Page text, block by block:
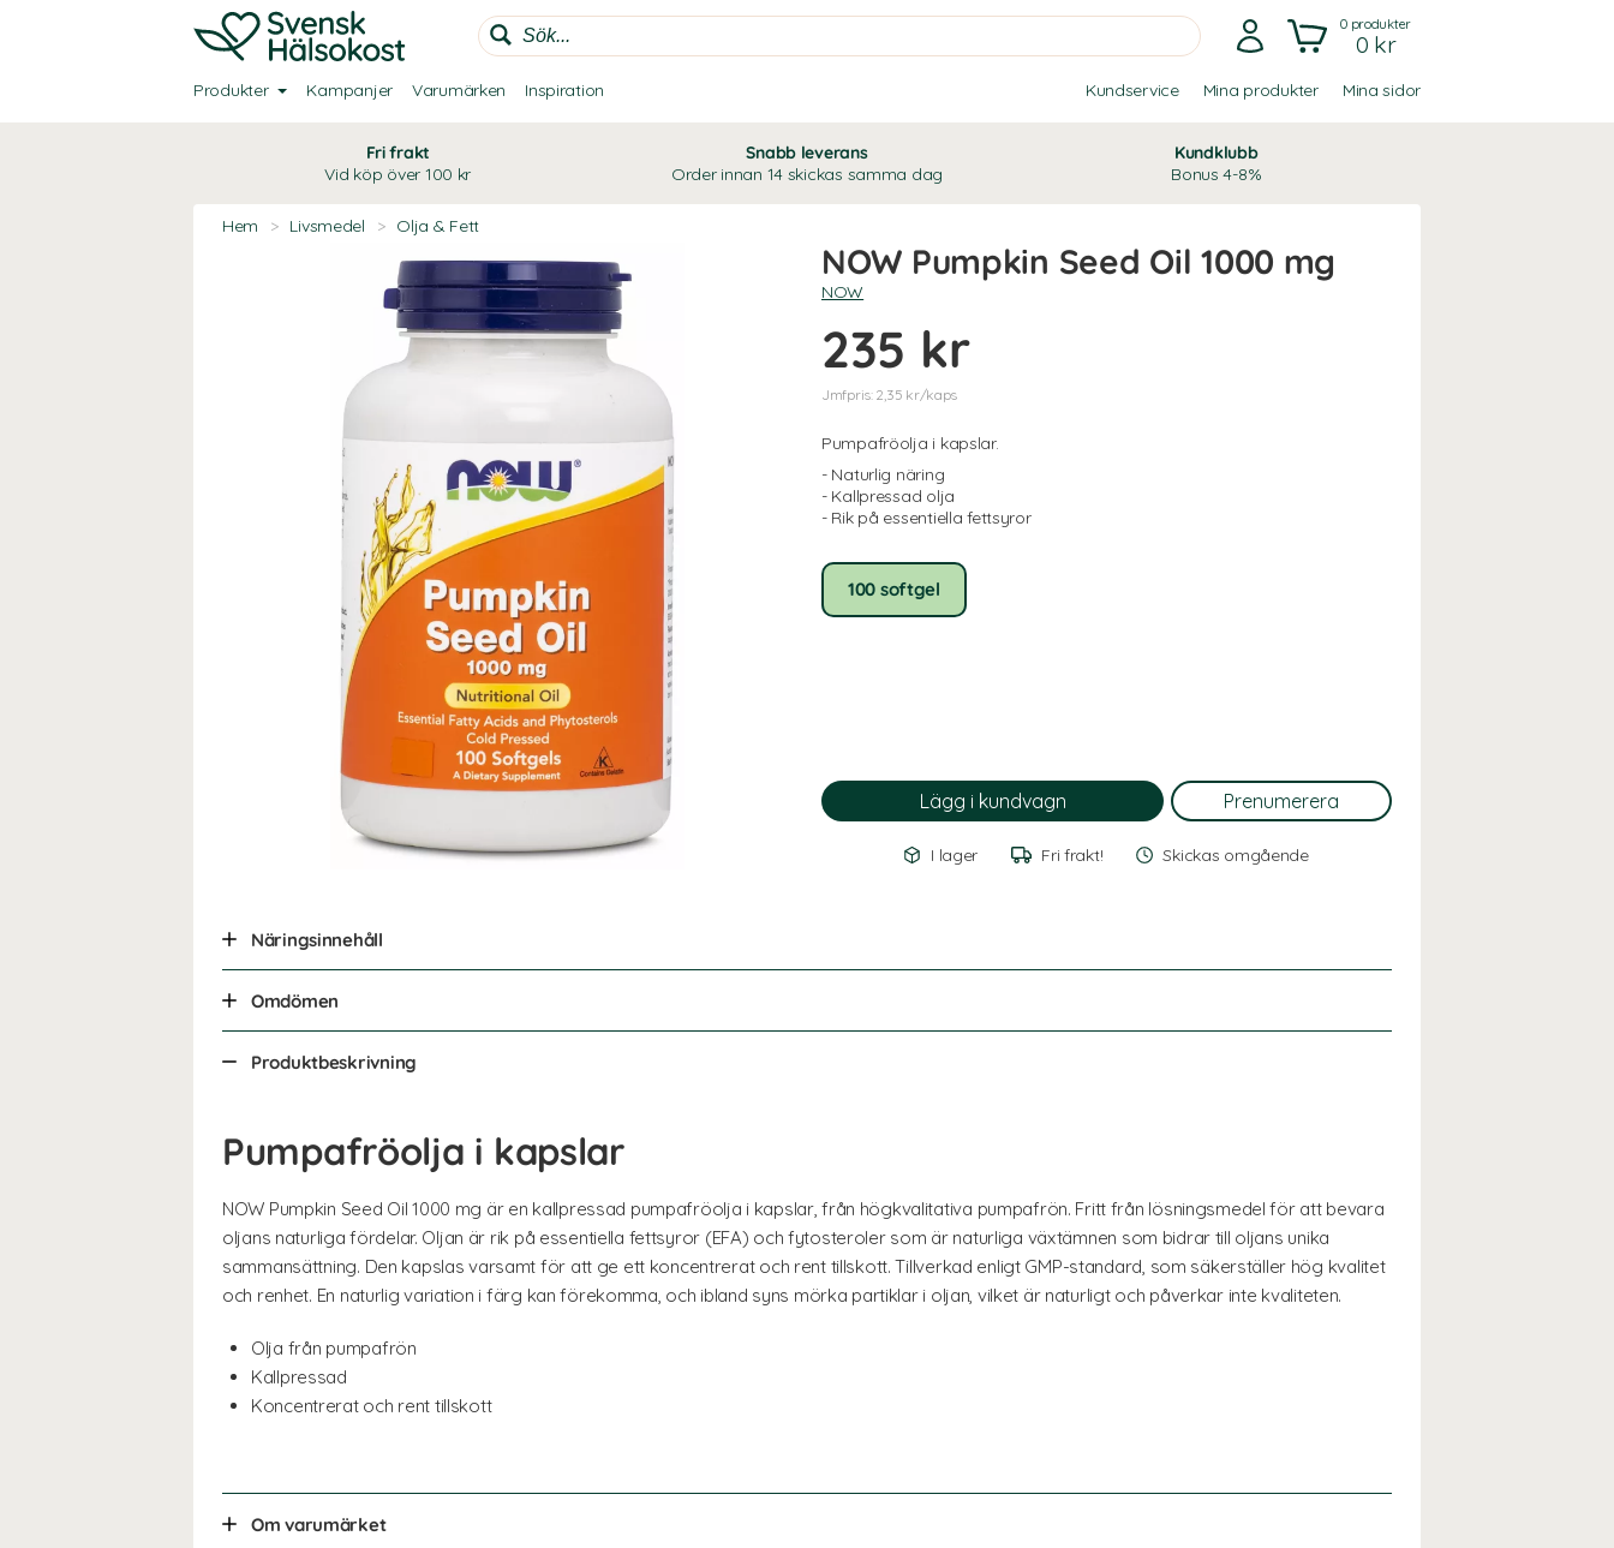
0produkter
0 kr
Produkter Kampanjer Varumärken Inspiration Kundservice Mina produkter Mina sidor
Fri frakt
Vid köp över 100 kr
Snabb leverans
Order innan 14 skickas samma dag
Kundklubb
Bonus 4-8%
Hem > Livsmedel > Olja & Fett
NOW Pumpkin Seed Oil 1000 mg
NOW
235 kr
Jmfpris: 2,35 kr/kaps
Pumpafröolja i kapslar.
- Naturlig näring
- Kallpressad olja
- Rik på essentiella fettsyror
100 softgel
I lager Fri frakt! Skickas omgående
Näringsinnehåll
Omdömen
Produktbeskrivning
Pumpafröolja i kapslar
NOW Pumpkin Seed Oil 1000 mg är en kallpressad pumpafröolja i kapslar, från högkvalitativa pumpafrön. Fritt från lösningsmedel för att bevara
oljans naturliga fördelar. Oljan är rik på essentiella fettsyror (EFA) och fytosteroler som är naturliga växtämnen som bidrar till oljans unika
sammansättning. Den kapslas varsamt för att ge ett koncentrerat och rent tillskott. Tillverkad enligt GMP-standard, som säkerställer hög kvalitet
och renhet. En naturlig variation i färg kan förekomma, och ibland syns mörka partiklar i oljan, vilket är naturligt och påverkar inte kvaliteten.
Olja från pumpafrön
Kallpressad
Koncentrerat och rent tillskott
Om varumärket